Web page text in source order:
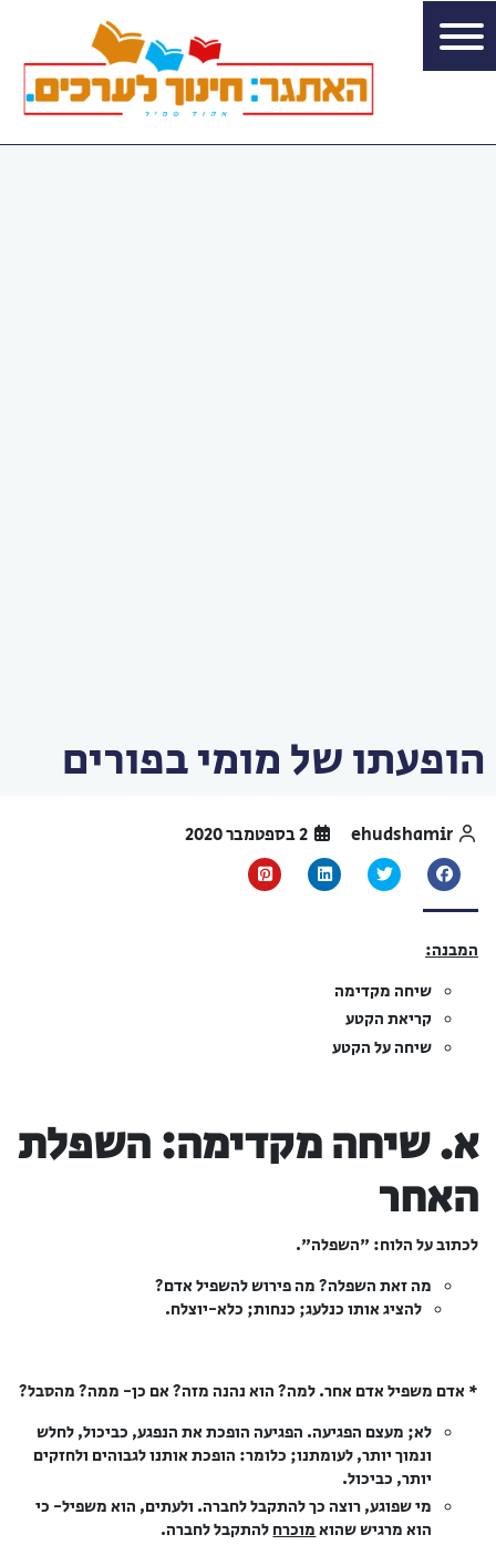
הופעתו של מומי בפורים
המבנה:
שיחה מקדימה
קריאת הקטע
שיחה על הקטע
א. שיחה מקדימה: השפלת
האחר
לכתוב על הלוח: "השפלה".
מה זאת השפלה? מה פירוש להשפיל אדם?
להציג אותו כנלעג; כנחות; כלא-יוצלח.
* אדם משפיל אדם אחר. למה? הוא נהנה מזה? אם כן- ממה? מהסבל?
לא; מעצם הפגיעה. הפגיעה הופכת את הנפגע, כביכול, לחלש
ונמוך יותר, לעומתנו; כלומר: הופכת אותנו לגבוהים ולחזקים
יותר, כביכול.
מי שפוגע, רוצה כך להתקבל לחברה. ולעתים, הוא משפיל- כי
הוא מרגיש שהואמוכרחלהתקבל לחברה.